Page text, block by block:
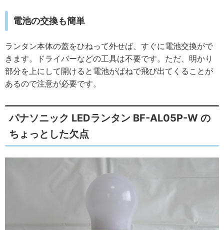
電池の交換も簡単
ランタン本体の蓋をひねって外せば、すぐに電池交換がで
きます。ドライバーなどの工具は不要です。ただ、明かり
部分を上にして開けると電池がばねで飛び出てくることが
あるので注意が必要です。
パナソニック LEDランタン BF-AL05P-W の
ちょっとした欠点